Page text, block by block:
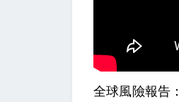
全球風險報告